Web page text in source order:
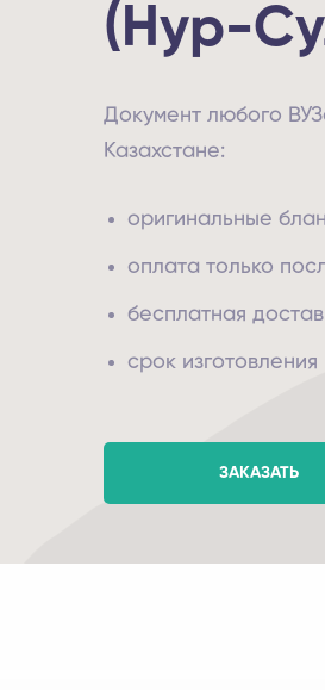
(Нур-
Документ любого
Казахстане:
оригинальные
оплата только
бесплатная
срок изготовления
ЗАКАЗАТЬ